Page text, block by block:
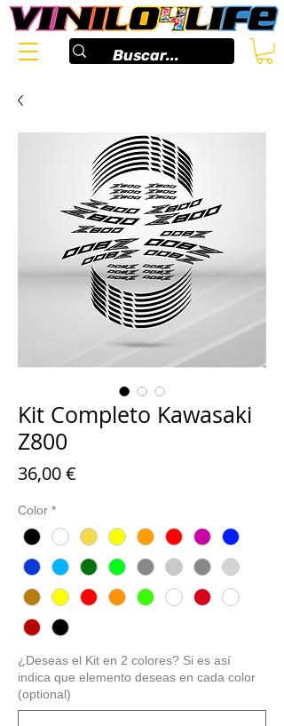
Kit Completo Kawasaki
Z800
36,00 €
Color *
¿Deseas el Kit en 2 colores? Si es así
indica que elemento deseas en cada color
(optional)